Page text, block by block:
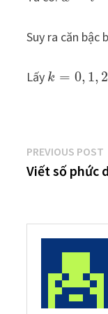
Suy ra căn bậc
Lấy k = 0, 1, 2
Điều
hướng
viết
PREVIOUS POST
Viết số phức